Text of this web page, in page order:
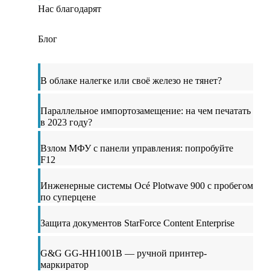
Нас благодарят
Блог
В облаке налегке или своё железо не тянет?
Параллельное импортозамещение: на чем печатать
в 2023 году?
Взлом МФУ с панели управления: попробуйте
F12
Инженерные системы Océ Plotwave 900 с пробегом
по суперцене
Защита документов StarForce Content Enterprise
G&G GG-HH1001B — ручной принтер-
маркиратор